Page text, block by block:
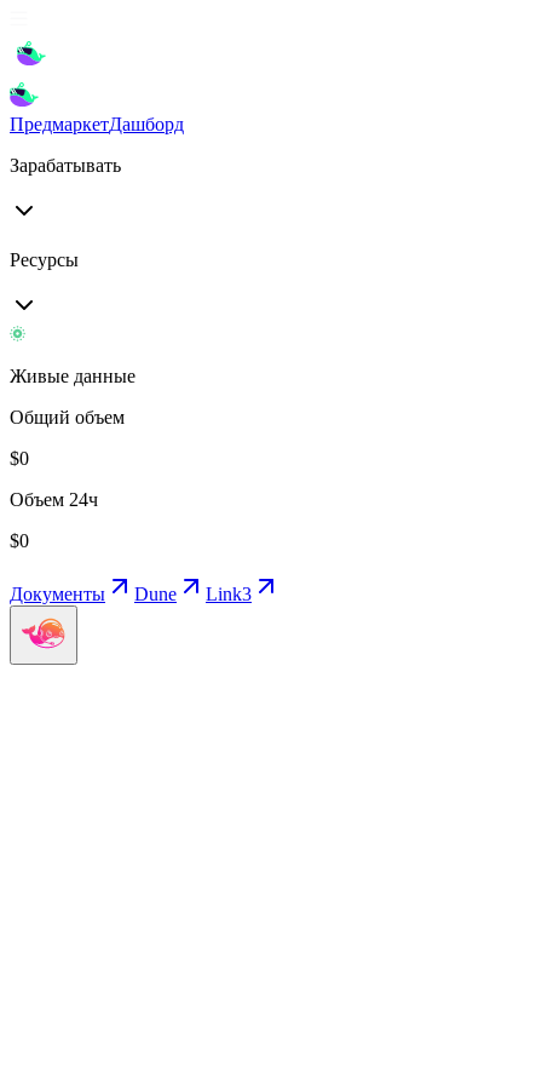
ПредмаркетДашборд
Зарабатывать
Ресурсы
Живые данные
Общий объем
$0
Объем 24ч
$0
Документы Dune Link3